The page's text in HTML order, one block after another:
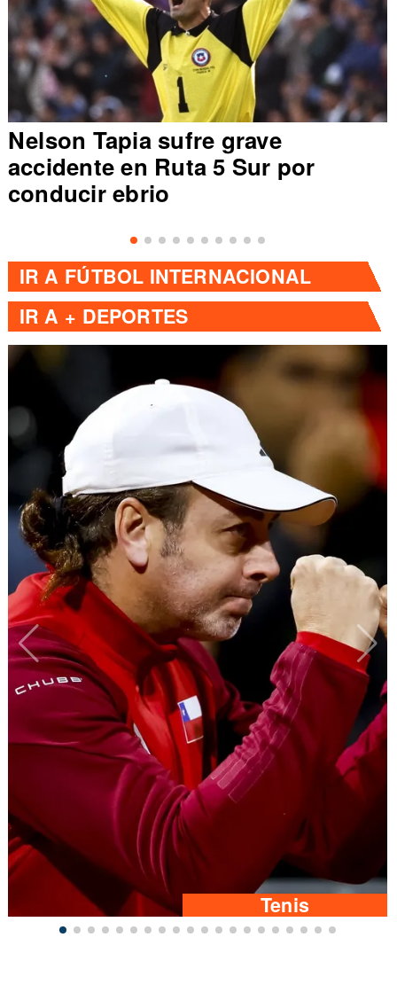
Nelson Tapia sufre grave
accidente en Ruta 5 Sur por
conducir ebrio
IR A FÚTBOL INTERNACIONAL
IR A + DEPORTES
Tenis